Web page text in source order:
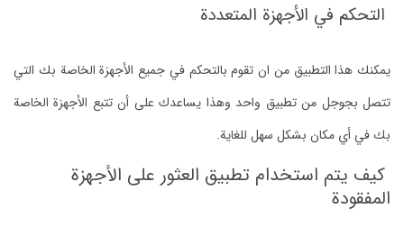
التحكم في الأجهزة المتعددة
يمكنك هذا التطبيق من ان تقوم بالتحكم في جميع الأجهزة الخاصة بك التي
تتصل بجوجل من تطبيق واحد وهذا يساعدك على أن تتبع الأجهزة الخاصة
بك في أي مكان بشكل سهل للغاية.
كيف يتم استخدام تطبيق العثور على الأجهزة
المفقودة